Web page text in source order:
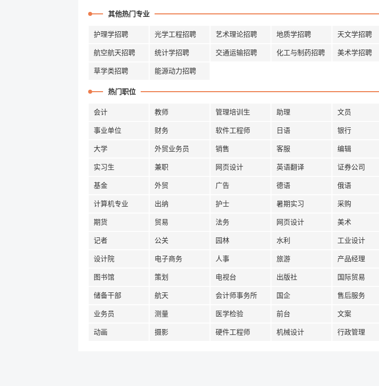
其他热门专业
护理学招聘 光学工程招聘 艺术理论招聘 地质学招聘 天文学招聘
航空航天招聘 统计学招聘 交通运输招聘 化工与制药招聘 美术学招聘
草学类招聘 能源动力招聘
热门职位
会计 教师 管理培训生 助理 文员
事业单位 财务 软件工程师 日语 银行
大学 外贸业务员 销售 客服 编辑
实习生 兼职 网页设计 英语翻译 证券公司
基金 外贸 广告 德语 俄语
计算机专业 出纳 护士 暑期实习 采购
期货 贸易 法务 网页设计 美术
记者 公关 园林 水利 工业设计
设计院 电子商务 人事 旅游 产品经理
图书馆 策划 电视台 出版社 国际贸易
储备干部 航天 会计师事务所 国企 售后服务
业务员 测量 医学检验 前台 文案
动画 摄影 硬件工程师 机械设计 行政管理